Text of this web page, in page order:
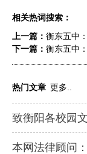
相关热词搜索：
上一篇： 衡东五中
下一篇： 衡东五中
热门文章 更多..
致衡阳各校园
本网法律顾问